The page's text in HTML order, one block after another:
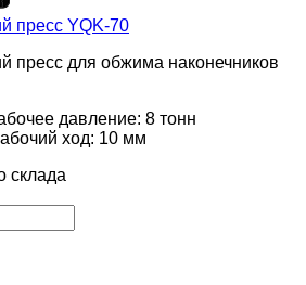
пресс YQK-70
пресс для обжима наконечников
давление: 8 тонн
ход: 10 мм
склада